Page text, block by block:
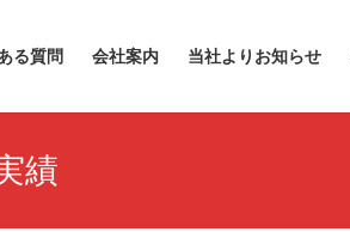
る質問 会社案内 当社よりお知らせ
績